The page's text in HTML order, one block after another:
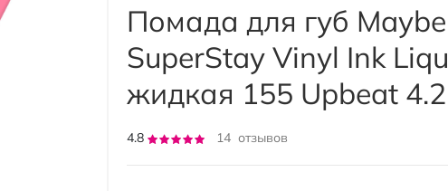
Помада для губ
SuperStay Vinyl Ink
жидкая 155 Upbeat
Рейтинг:
4.8
14 отзывов